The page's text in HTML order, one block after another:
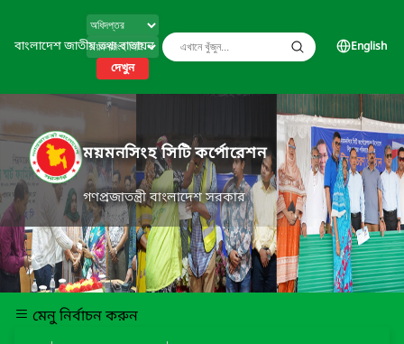
বাংলাদেশ জাতীয় তথ্য বাতায়ন
দেখুন
English
ময়মনসিংহ সিটি কর্পোরেশন
গণপ্রজাতন্ত্রী বাংলাদেশ সরকার
মেনু নির্বাচন করুন